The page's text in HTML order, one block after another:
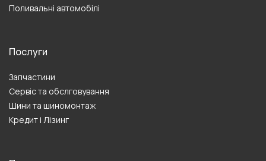
Поливальні автомобілі
Послуги
Запчастини
Сервіс та обслговування
Шини та шиномонтаж
Кредит і Лізинг